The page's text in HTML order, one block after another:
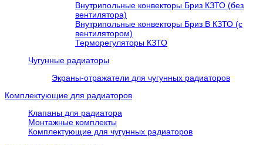
Внутрипольные конвекторы Бриз КЗТО (без
вентилятора)
Внутрипольные конвекторы Бриз В КЗТО (с
вентилятором)
Терморегуляторы КЗТО
Чугунные радиаторы
Экраны-отражатели для чугунных радиаторов
Комплектующие для радиаторов
Клапаны для радиатора
Монтажные комплекты
Комплектующие для чугунных радиаторов